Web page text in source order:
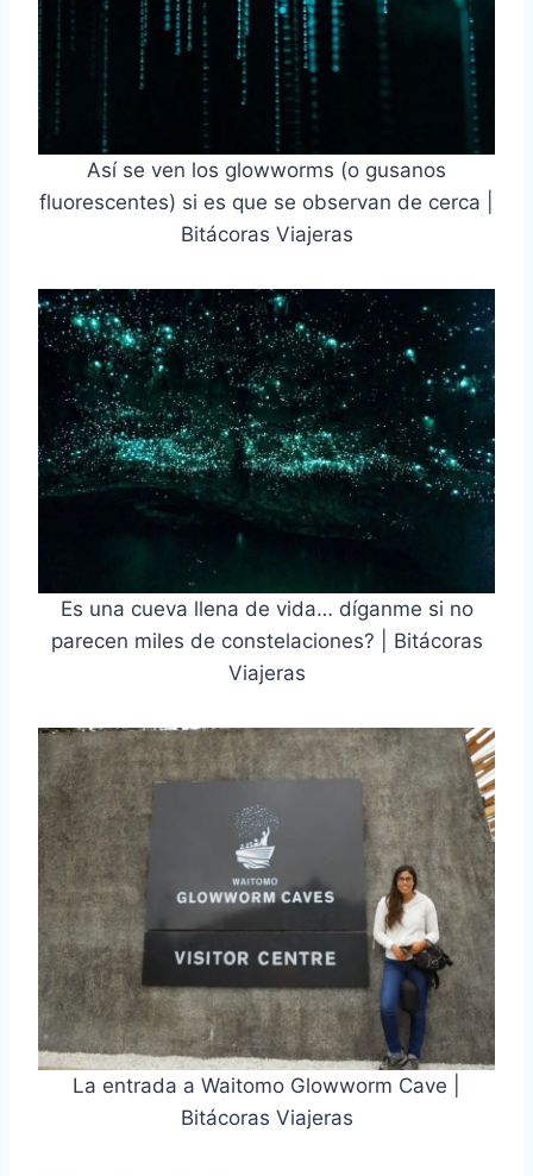
Así se ven los glowworms (o gusanos
fluorescentes) si es que se observan de cerca |
Bitácoras Viajeras
Es una cueva llena de vida… díganme si no
parecen miles de constelaciones? | Bitácoras
Viajeras
La entrada a Waitomo Glowworm Cave |
Bitácoras Viajeras